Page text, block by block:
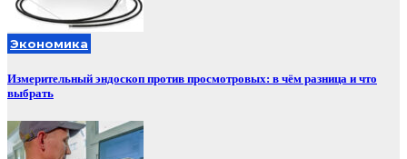
Экономика
Измерительный эндоскоп против просмотровых: в чём разница и что
выбрать